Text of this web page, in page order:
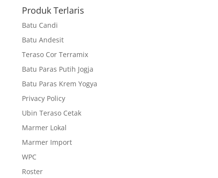
Produk Terlaris
Batu Candi
Batu Andesit
Teraso Cor Terramix
Batu Paras Putih Jogja
Batu Paras Krem Yogya
Privacy Policy
Ubin Teraso Cetak
Marmer Lokal
Marmer Import
WPC
Roster